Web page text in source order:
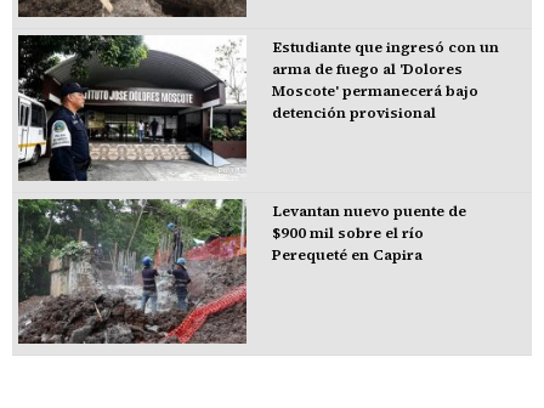
Estudiante que ingresó con un
arma de fuego al 'Dolores
Moscote' permanecerá bajo
detención provisional
Levantan nuevo puente de
$900 mil sobre el río
Perequeté en Capira